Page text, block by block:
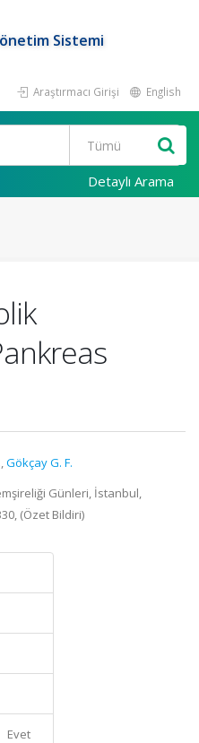
Sistemi
Araştırmacı Girişi English
Detaylı Arama
,Gökçay G. F.
Günleri, İstanbul,
(Özet Bildiri)
Evet